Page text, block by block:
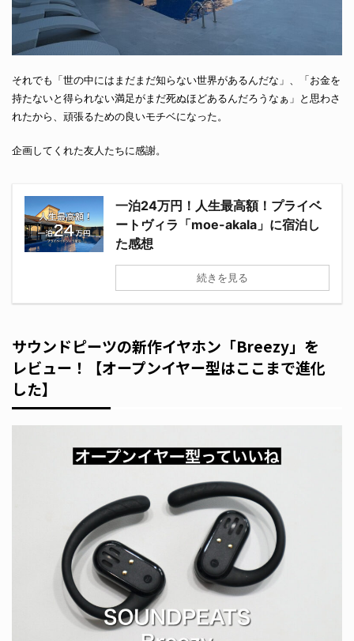
それでも「世の中にはまだまだ知らない世界があるんだな」、「お金を
持たないと得られない満足がまだ死ぬほどあるんだろうなぁ」と思わさ
れたから、頑張るための良いモチベになった。
企画してくれた友人たちに感謝。
一泊24万円！人生最高額！プライベ
ートヴィラ「moe-akala」に宿泊し
た感想
続きを見る
サウンドピーツの新作イヤホン「Breezy」を
レビュー！【オープンイヤー型はここまで進化
した】